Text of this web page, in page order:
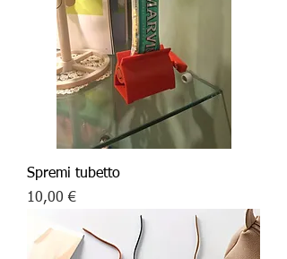
Spremi tubetto
Price
10,00 €